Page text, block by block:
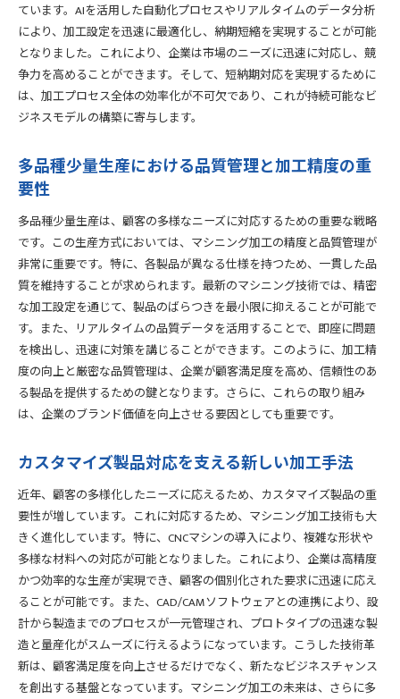
ています。AIを活用した自動化プロセスやリアルタイムのデータ分析
により、加工設定を迅速に最適化し、納期短縮を実現することが可能
となりました。これにより、企業は市場のニーズに迅速に対応し、競
争力を高めることができます。そして、短納期対応を実現するために
は、加工プロセス全体の効率化が不可欠であり、これが持続可能なビ
ジネスモデルの構築に寄与します。
多品種少量生産における品質管理と加工精度の重
要性
多品種少量生産は、顧客の多様なニーズに対応するための重要な戦略
です。この生産方式においては、マシニング加工の精度と品質管理が
非常に重要です。特に、各製品が異なる仕様を持つため、一貫した品
質を維持することが求められます。最新のマシニング技術では、精密
な加工設定を通じて、製品のばらつきを最小限に抑えることが可能で
す。また、リアルタイムの品質データを活用することで、即座に問題
を検出し、迅速に対策を講じることができます。このように、加工精
度の向上と厳密な品質管理は、企業が顧客満足度を高め、信頼性のあ
る製品を提供するための鍵となります。さらに、これらの取り組み
は、企業のブランド価値を向上させる要因としても重要です。
カスタマイズ製品対応を支える新しい加工手法
近年、顧客の多様化したニーズに応えるため、カスタマイズ製品の重
要性が増しています。これに対応するため、マシニング加工技術も大
きく進化しています。特に、CNCマシンの導入により、複雑な形状や
多様な材料への対応が可能となりました。これにより、企業は高精度
かつ効率的な生産が実現でき、顧客の個別化された要求に迅速に応え
ることが可能です。また、CAD/CAMソフトウェアとの連携により、設
計から製造までのプロセスが一元管理され、プロトタイプの迅速な製
造と量産化がスムーズに行えるようになっています。こうした技術革
新は、顧客満足度を向上させるだけでなく、新たなビジネスチャンス
を創出する基盤となっています。マシニング加工の未来は、さらに多